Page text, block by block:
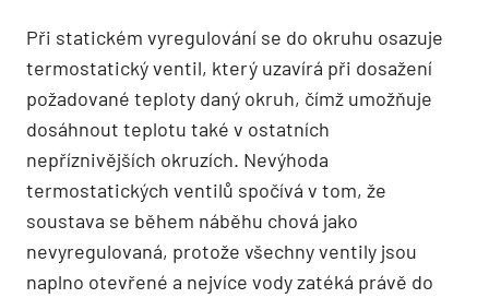
Při statickém vyregulování se do okruhu osazuje
termostatický ventil, který uzavírá při dosažení
požadované teploty daný okruh, čímž umožňuje
dosáhnout teplotu také v ostatních
nepříznivějších okruzích. Nevýhoda
termostatických ventilů spočívá v tom, že
soustava se během náběhu chová jako
nevyregulovaná, protože všechny ventily jsou
naplno otevřené a nejvíce vody zatéká právě do